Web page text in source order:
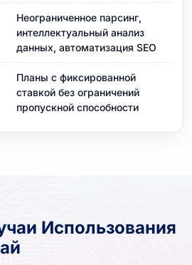
Неограниченное парсинг,
интеллектуальный анализ
данных, автоматизация SEO
Планы с фиксированной
ставкой без ограничений
пропускной способности
Использования